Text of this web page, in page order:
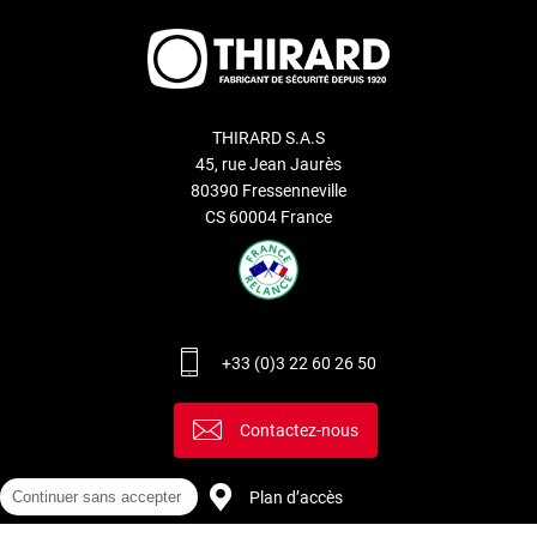
THIRARD S.A.S
45, rue Jean Jaurès
80390 Fressenneville
CS 60004 France
+33 (0)3 22 60 26 50
Contactez-nous
Plan d’accès
Continuer sans accepter